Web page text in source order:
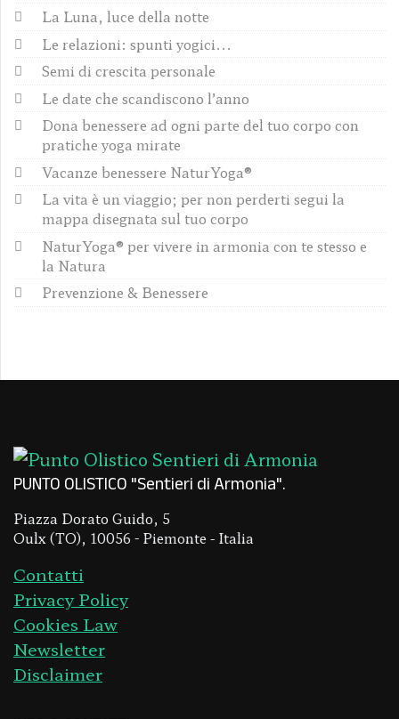
La Luna, luce della notte
Le relazioni: spunti yogici...
Semi di crescita personale
Le date che scandiscono l’anno
Dona benessere ad ogni parte del tuo corpo con
pratiche yoga mirate
Vacanze benessere NaturYoga®
La vita è un viaggio; per non perderti segui la
mappa disegnata sul tuo corpo
NaturYoga® per vivere in armonia con te stesso e
la Natura
Prevenzione & Benessere
PUNTO OLISTICO "Sentieri di Armonia"
Piazza Dorato Guido, 5
Oulx (TO), 10056 - Piemonte - Italia
Contatti
Privacy Policy
Cookies Law
Newsletter
Disclaimer